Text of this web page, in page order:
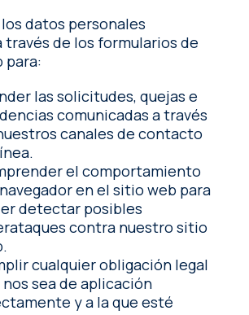
datos personales
de los formularios de
para:
las solicitudes, quejas e
comunicadas a través
canales de contacto
el comportamiento
en el sitio web para
detectar posibles
contra nuestro sitio
cualquier obligación legal
nos sea de aplicación
y a la que esté